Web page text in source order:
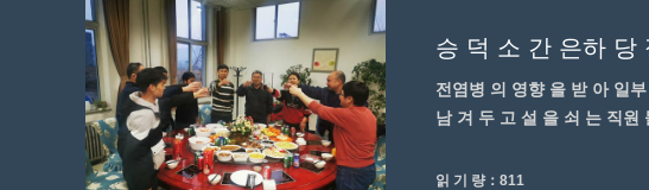
승 덕 소 간 은하 당
전염병 의 영향 을 받 아 일
남 겨 두 고 설 을 쇠 는 직원
읽 기 량：811